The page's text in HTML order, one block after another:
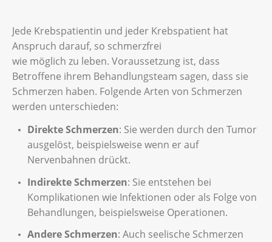
Jede Krebspatientin und jeder Krebspatient hat
Anspruch darauf, so schmerzfrei
wie möglich zu leben. Voraussetzung ist, dass
Betroffene ihrem Behandlungsteam sagen, dass sie
Schmerzen haben. Folgende Arten von Schmerzen
werden unterschieden:
Direkte Schmerzen: Sie werden durch den Tumor
ausgelöst, beispielsweise wenn er auf
Nervenbahnen drückt.
Indirekte Schmerzen: Sie entstehen bei
Komplikationen wie Infektionen oder als Folge von
Behandlungen, beispielsweise Operationen.
Andere Schmerzen: Auch seelische Schmerzen